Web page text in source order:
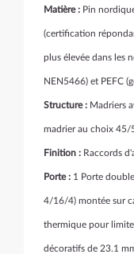
Matière : Pin
(certification
plus élevée dans les
NEN5466) et PEFC
Structure : Madriers
madrier au choix 45/
Finition : Raccords
Porte : 1 Porte
4/16/4) montée sur
thermique pour
décoratifs de 23.1